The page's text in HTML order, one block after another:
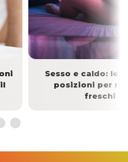
Sesso e caldo: le
posizioni per
freschi